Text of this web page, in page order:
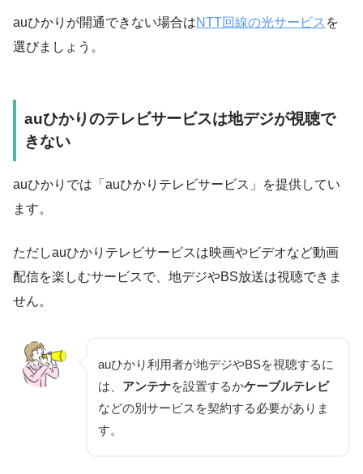
auひかりが開通できない場合はNTT回線の光サービス を
選びましょう。
auひかりのテレビサービスは地デジが視聴で
きない
auひかりでは「auひかりテレビサービス」を提供してい
ます。
ただしauひかりテレビサービスは映画やビデオなど動画
配信を楽しむサービスで、地デジやBS放送は視聴できま
せん。
auひかり利用者が地デジやBSを視聴するに
は、 アンテナを設置するかケーブルテレビ
などの別サービスを契約する必要がありま
す。